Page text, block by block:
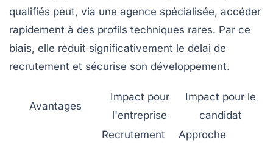
qualifiés peut, via une agence spécialisée, accéder
rapidement à des profils techniques rares. Par ce
biais, elle réduit significativement le délai de
recrutement et sécurise son développement.
Avantages
Impact pour
l'entreprise
Impact pour le
candidat
Recrutement
Approche